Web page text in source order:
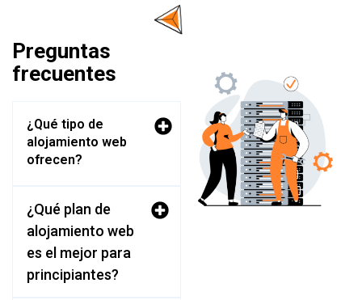
Preguntas
frecuentes
¿Qué tipo de
alojamiento web
ofrecen?
¿Qué plan de
alojamiento web
es el mejor para
principiantes?